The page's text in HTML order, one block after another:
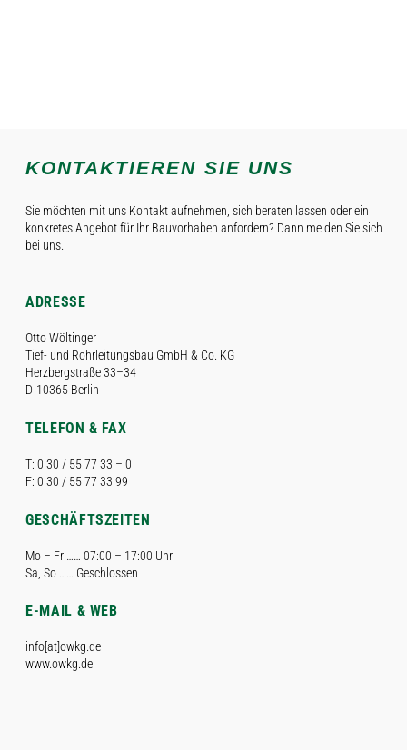
KONTAKTIEREN SIE UNS
Sie möchten mit uns Kontakt aufnehmen, sich beraten lassen oder ein
konkretes Angebot für Ihr Bauvorhaben anfordern? Dann melden Sie sich
bei uns.
ADRESSE
Otto Wöltinger
Tief- und Rohrleitungsbau GmbH & Co. KG
Herzbergstraße 33–34
D-10365 Berlin
TELEFON & FAX
T: 0 30 / 55 77 33 – 0
F: 0 30 / 55 77 33 99
GESCHÄFTSZEITEN
Mo – Fr …… 07:00 – 17:00 Uhr
Sa, So …… Geschlossen
E-MAIL & WEB
info[at]owkg.de
www.owkg.de